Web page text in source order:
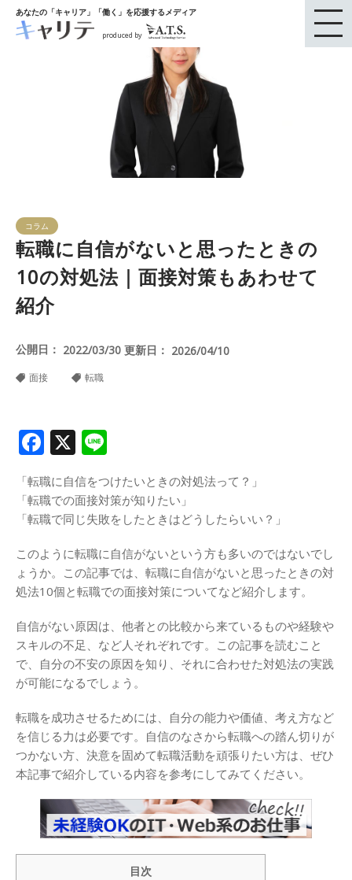
あなたの「キャリア」「働く」を応援するメディア
produced by
コラム
公開日： 2022/03/30 更新日： 2026/04/10
面接 転職
転職に自信がないと思ったときの
10の対処法｜面接対策もあわせて
紹介
Facebook
X
「転職に自信をつけたいときの対処法って？」
「転職での面接対策が知りたい」
「転職で同じ失敗をしたときはどうしたらいい？」
このように転職に自信がないという方も多いのではないでし
ょうか。この記事では、転職に自信がないと思ったときの対
処法10個と転職での面接対策についてなど紹介します。
自信がない原因は、他者との比較から来ているものや経験や
スキルの不足、など人それぞれです。この記事を読むこと
で、自分の不安の原因を知り、それに合わせた対処法の実践
が可能になるでしょう。
転職を成功させるためには、自分の能力や価値、考え方など
を信じる力は必要です。自信のなさから転職への踏ん切りが
つかない方、決意を固めて転職活動を頑張りたい方は、ぜひ
本記事で紹介している内容を参考にしてみてください。
目次